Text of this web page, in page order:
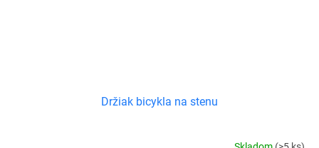
Držiak bicykla na stenu